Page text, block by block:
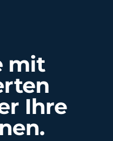
mit
Ihre